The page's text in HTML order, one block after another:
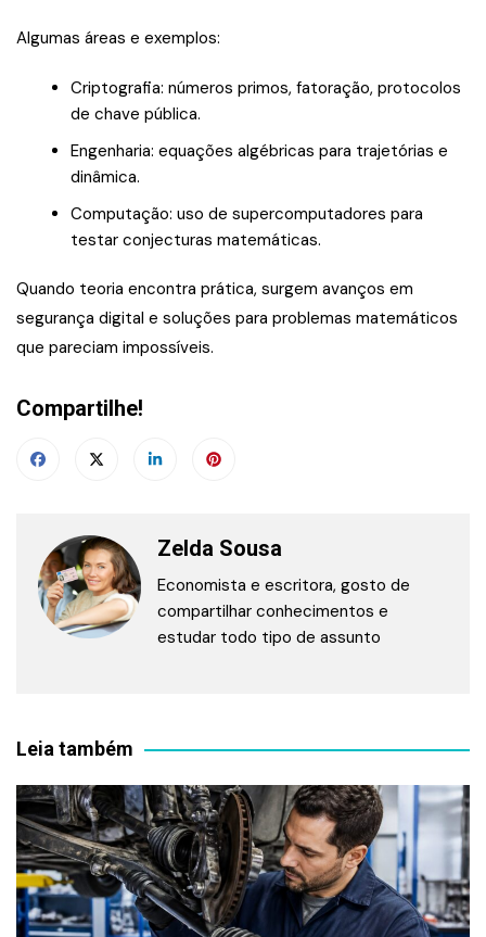
Algumas áreas e exemplos:
Criptografia: números primos, fatoração, protocolos
de chave pública.
Engenharia: equações algébricas para trajetórias e
dinâmica.
Computação: uso de supercomputadores para
testar conjecturas matemáticas.
Quando teoria encontra prática, surgem avanços em
segurança digital e soluções para problemas matemáticos
que pareciam impossíveis.
Compartilhe!
Zelda Sousa
Economista e escritora, gosto de
compartilhar conhecimentos e
estudar todo tipo de assunto
Leia também